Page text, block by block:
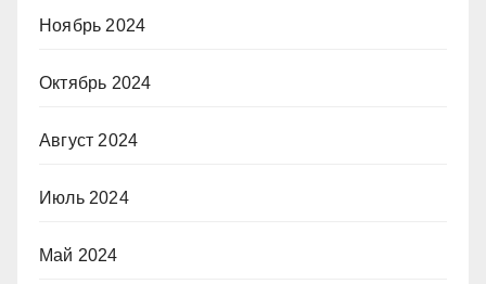
Ноябрь 2024
Октябрь 2024
Август 2024
Июль 2024
Май 2024